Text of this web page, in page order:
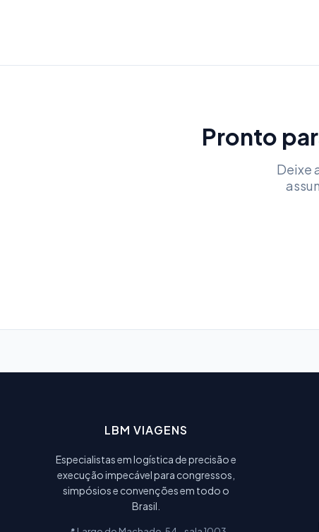
Pronto
Deixe
LBM VIAGENS
Especialistas em logística de precisão e
execução impecável para congressos,
simpósios e convenções em todo o
Brasil.